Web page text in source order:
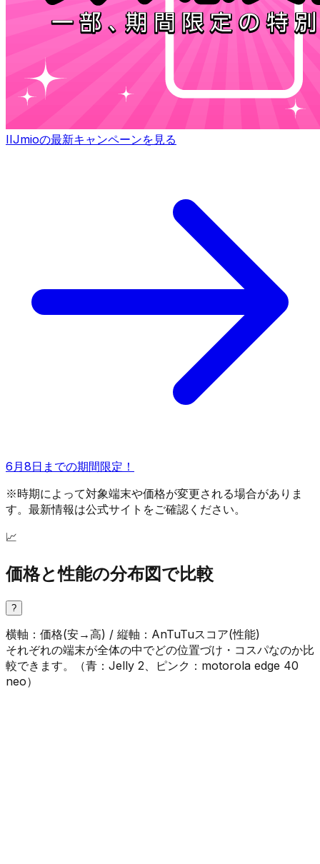
IIJmioの最新キャンペーンを見る
6月8日までの期間限定！
※時期によって対象端末や価格が変更される場合がありま
す。最新情報は公式サイトをご確認ください。
📈
価格と性能の分布図で比較
?
横軸：価格(安→高) / 縦軸：AnTuTuスコア(性能)
それぞれの端末が全体の中でどの位置づけ・コスパなのか比
較できます。（青 ： Jelly 2 ピンク ： motorola edge 40
neo）